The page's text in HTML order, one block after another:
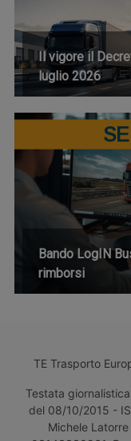
Il vigore il
luglio 2026
Bando LogIN
rimborsi
TE Trasporto
Testata
del 08/10/2015 -
Michele